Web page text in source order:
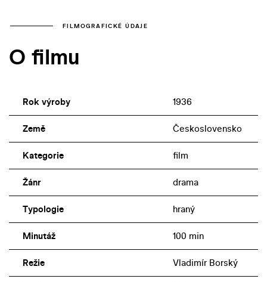
FILMOGRAFICKÉ ÚDAJE
O filmu
Rok výroby 1936
Země Československo
Kategorie film
Žánr drama
Typologie hraný
Minutáž 100 min
Režie Vladimír Borský